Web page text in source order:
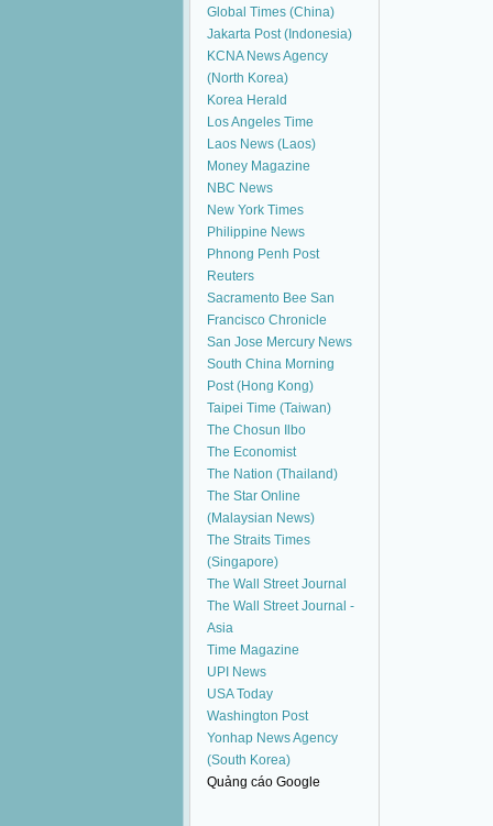
Global Times (China)
Jakarta Post (Indonesia)
KCNA News Agency
(North Korea)
Korea Herald
Los Angeles Time
Laos News (Laos)
Money Magazine
NBC News
New York Times
Philippine News
Phnong Penh Post
Reuters
Sacramento Bee San
Francisco Chronicle
San Jose Mercury News
South China Morning
Post (Hong Kong)
Taipei Time (Taiwan)
The Chosun Ilbo
The Economist
The Nation (Thailand)
The Star Online
(Malaysian News)
The Straits Times
(Singapore)
The Wall Street Journal
The Wall Street Journal -
Asia
Time Magazine
UPI News
USA Today
Washington Post
Yonhap News Agency
(South Korea)
Quảng cáo Google